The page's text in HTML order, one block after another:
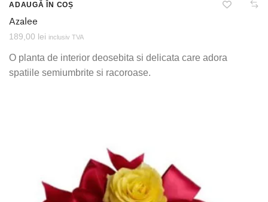
ADAUGĂ ÎN COȘ
Azalee
189,00 lei inclusiv TVA
O planta de interior deosebita si delicata care adora
spatiile semiumbrite si racoroase.